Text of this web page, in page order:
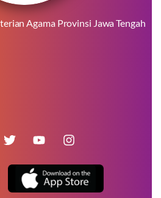
Agama Provinsi Jawa Tengah